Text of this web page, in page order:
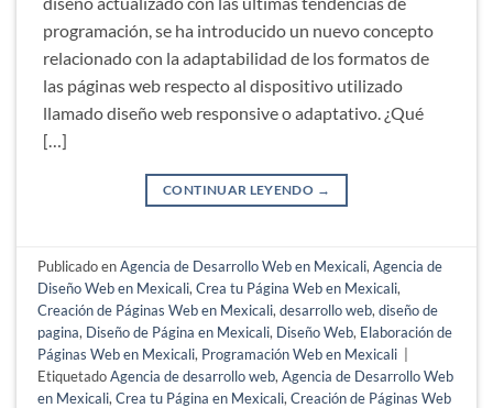
programación, se ha introducido un nuevo concepto
relacionado con la adaptabilidad de los formatos de
las páginas web respecto al dispositivo utilizado
llamado diseño web responsive o adaptativo. ¿Qué
[…]
CONTINUAR LEYENDO →
Publicado enAgencia de Desarrollo Web en Mexicali,Agencia de
Diseño Web en Mexicali,Crea tu Página Web en Mexicali,
Creación de Páginas Web en Mexicali,desarrollo web,diseño de
pagina, Diseño de Página en Mexicali, Diseño Web, Elaboración de
Páginas Web en Mexicali, Programación Web en Mexicali |
EtiquetadoAgencia de desarrollo web,Agencia de Desarrollo Web
en Mexicali,Crea tu Página en Mexicali,Creación de Páginas Web